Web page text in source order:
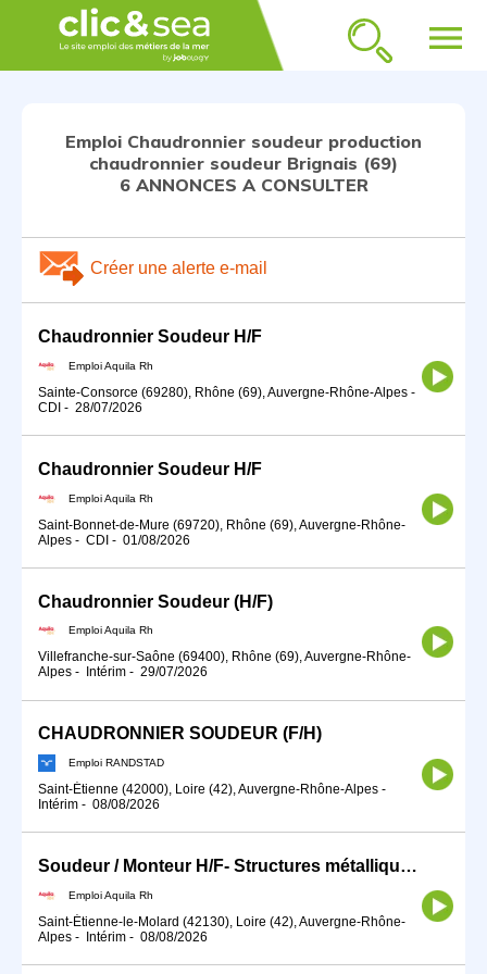
menu
Emploi Chaudronnier soudeur production
chaudronnier soudeur Brignais (69)
6 ANNONCES A CONSULTER
Créer une alerte e-mail
Chaudronnier Soudeur H/F
Emploi Aquila Rh
Sainte-Consorce (69280), Rhône (69), Auvergne-Rhône-Alpes -
CDI - 28/07/2026
Chaudronnier Soudeur H/F
Emploi Aquila Rh
Saint-Bonnet-de-Mure (69720), Rhône (69), Auvergne-Rhône-
Alpes - CDI - 01/08/2026
Chaudronnier Soudeur (H/F)
Emploi Aquila Rh
Villefranche-sur-Saône (69400), Rhône (69), Auvergne-Rhône-
Alpes - Intérim - 29/07/2026
CHAUDRONNIER SOUDEUR (F/H)
Emploi RANDSTAD
Saint-Étienne (42000), Loire (42), Auvergne-Rhône-Alpes -
Intérim - 08/08/2026
Soudeur / Monteur H/F- Structures métalliques sur mesure
Emploi Aquila Rh
Saint-Étienne-le-Molard (42130), Loire (42), Auvergne-Rhône-
Alpes - Intérim - 08/08/2026